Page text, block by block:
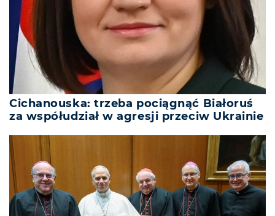
Cichanouska: trzeba pociągnąć Białoruś
za współudział w agresji przeciw Ukrainie